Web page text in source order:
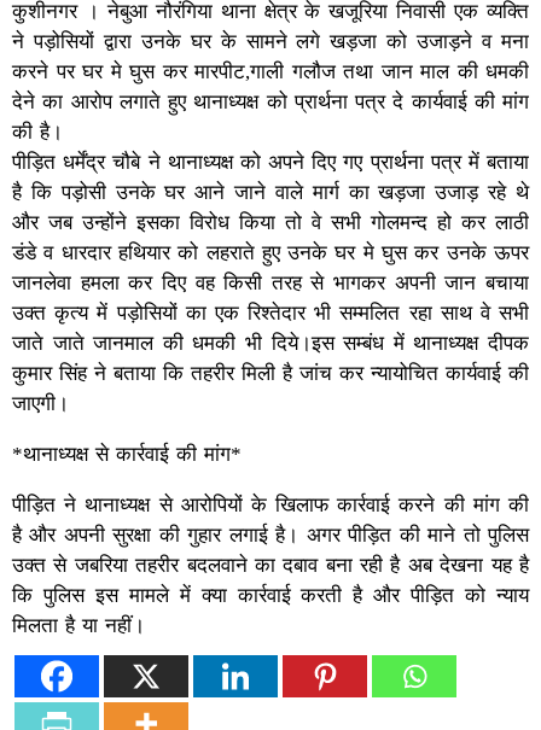
कुशीनगर । नेबुआ नौरंगिया थाना क्षेत्र के खजूरिया निवासी एक व्यक्ति
ने पड़ोसियों द्वारा उनके घर के सामने लगे खड़जा को उजाड़ने व मना
करने पर घर मे घुस कर मारपीट,गाली गलौज तथा जान माल की धमकी
देने का आरोप लगाते हुए थानाध्यक्ष को प्रार्थना पत्र दे कार्यवाई की मांग
की है।
पीड़ित धर्मेंद्र चौबे ने थानाध्यक्ष को अपने दिए गए प्रार्थना पत्र में बताया
है कि पड़ोसी उनके घर आने जाने वाले मार्ग का खड़जा उजाड़ रहे थे
और जब उन्होंने इसका विरोध किया तो वे सभी गोलमन्द हो कर लाठी
डंडे व धारदार हथियार को लहराते हुए उनके घर मे घुस कर उनके ऊपर
जानलेवा हमला कर दिए वह किसी तरह से भागकर अपनी जान बचाया
उक्त कृत्य में पड़ोसियों का एक रिश्तेदार भी सम्मलित रहा साथ वे सभी
जाते जाते जानमाल की धमकी भी दिये।इस सम्बंध में थानाध्यक्ष दीपक
कुमार सिंह ने बताया कि तहरीर मिली है जांच कर न्यायोचित कार्यवाई की
जाएगी।
*थानाध्यक्ष से कार्रवाई की मांग*
पीड़ित ने थानाध्यक्ष से आरोपियों के खिलाफ कार्रवाई करने की मांग की
है और अपनी सुरक्षा की गुहार लगाई है। अगर पीड़ित की माने तो पुलिस
उक्त से जबरिया तहरीर बदलवाने का दबाव बना रही है अब देखना यह है
कि पुलिस इस मामले में क्या कार्रवाई करती है और पीड़ित को न्याय
मिलता है या नहीं।